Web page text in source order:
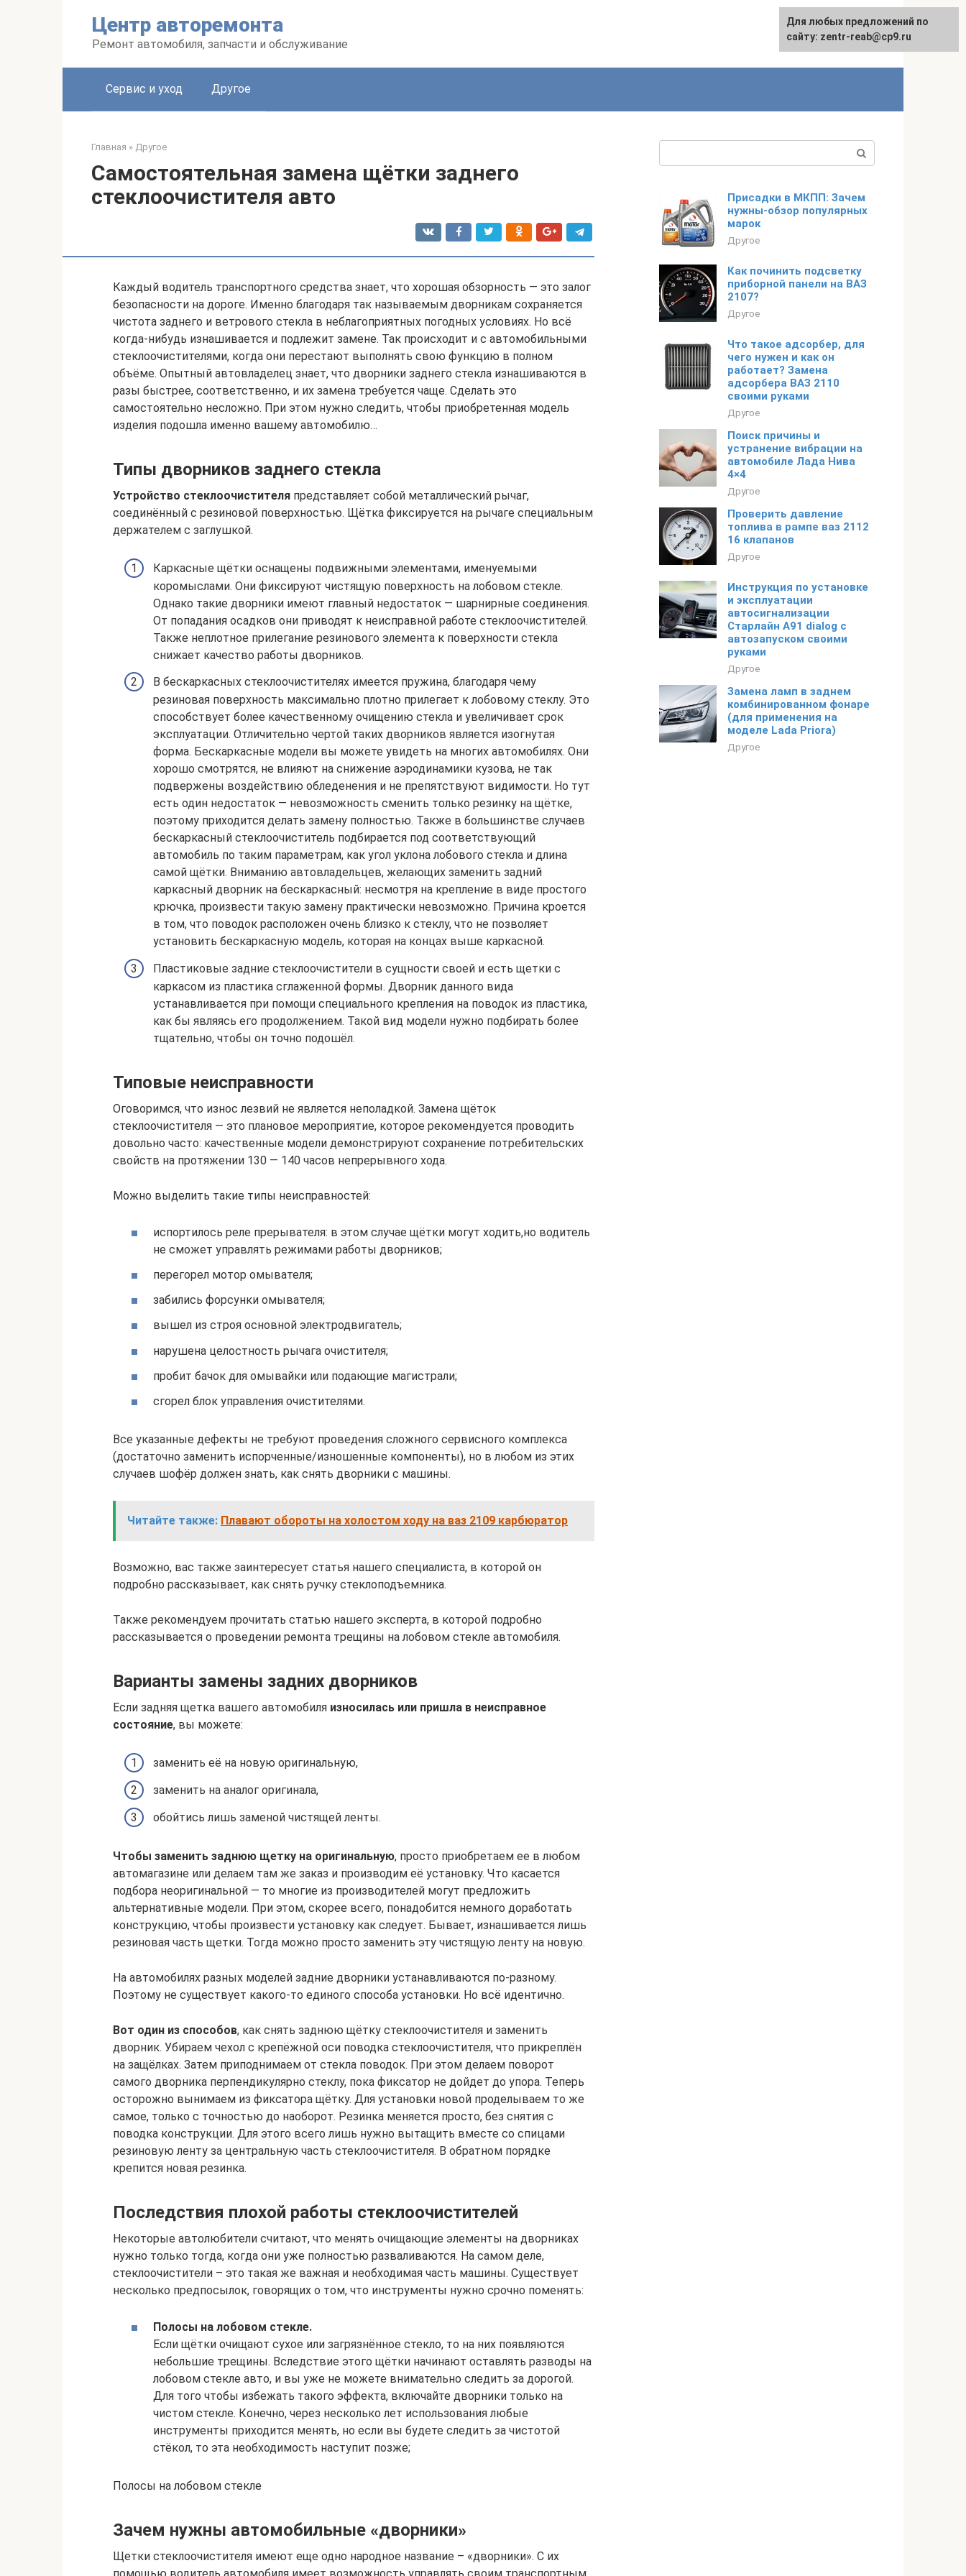
Центр авторемонта
Ремонт автомобиля, запчасти и обслуживание
Сервис и уход Другое
Главная » Другое
Самостоятельная замена щётки заднего
стеклоочистителя авто
Каждый водитель транспортного средства знает, что хорошая обзорность — это залог
безопасности на дороге. Именно благодаря так называемым дворникам сохраняется
чистота заднего и ветрового стекла в неблагоприятных погодных условиях. Но всё
когда-нибудь изнашивается и подлежит замене. Так происходит и с автомобильными
стеклоочистителями, когда они перестают выполнять свою функцию в полном
объёме. Опытный автовладелец знает, что дворники заднего стекла изнашиваются в
разы быстрее, соответственно, и их замена требуется чаще. Сделать это
самостоятельно несложно. При этом нужно следить, чтобы приобретенная модель
изделия подошла именно вашему автомобилю…
Типы дворников заднего стекла
Устройство стеклоочистителя представляет собой металлический рычаг,
соединённый с резиновой поверхностью. Щётка фиксируется на рычаге специальным
держателем с заглушкой.
Каркасные щётки оснащены подвижными элементами, именуемыми
коромыслами. Они фиксируют чистящую поверхность на лобовом стекле.
Однако такие дворники имеют главный недостаток — шарнирные соединения.
От попадания осадков они приводят к неисправной работе стеклоочистителей.
Также неплотное прилегание резинового элемента к поверхности стекла
снижает качество работы дворников.
В бескаркасных стеклоочистителях имеется пружина, благодаря чему
резиновая поверхность максимально плотно прилегает к лобовому стеклу. Это
способствует более качественному очищению стекла и увеличивает срок
эксплуатации. Отличительно чертой таких дворников является изогнутая
форма. Бескаркасные модели вы можете увидеть на многих автомобилях. Они
хорошо смотрятся, не влияют на снижение аэродинамики кузова, не так
подвержены воздействию обледенения и не препятствуют видимости. Но тут
есть один недостаток — невозможность сменить только резинку на щётке,
поэтому приходится делать замену полностью. Также в большинстве случаев
бескаркасный стеклоочиститель подбирается под соответствующий
автомобиль по таким параметрам, как угол уклона лобового стекла и длина
самой щётки. Вниманию автовладельцев, желающих заменить задний
каркасный дворник на бескаркасный: несмотря на крепление в виде простого
крючка, произвести такую замену практически невозможно. Причина кроется
в том, что поводок расположен очень близко к стеклу, что не позволяет
установить бескаркасную модель, которая на концах выше каркасной.
Пластиковые задние стеклоочистители в сущности своей и есть щетки с
каркасом из пластика сглаженной формы. Дворник данного вида
устанавливается при помощи специального крепления на поводок из пластика,
как бы являясь его продолжением. Такой вид модели нужно подбирать более
тщательно, чтобы он точно подошёл.
Типовые неисправности
Оговоримся, что износ лезвий не является неполадкой. Замена щёток
стеклоочистителя — это плановое мероприятие, которое рекомендуется проводить
довольно часто: качественные модели демонстрируют сохранение потребительских
свойств на протяжении 130 — 140 часов непрерывного хода.
Можно выделить такие типы неисправностей:
испортилось реле прерывателя: в этом случае щётки могут ходить,но водитель
не сможет управлять режимами работы дворников;
перегорел мотор омывателя;
забились форсунки омывателя;
вышел из строя основной электродвигатель;
нарушена целостность рычага очистителя;
пробит бачок для омывайки или подающие магистрали;
сгорел блок управления очистителями.
Все указанные дефекты не требуют проведения сложного сервисного комплекса
(достаточно заменить испорченные/изношенные компоненты), но в любом из этих
случаев шофёр должен знать, как снять дворники с машины.
Читайте также: Плавают обороты на холостом ходу на ваз 2109 карбюратор
Возможно, вас также заинтересует статья нашего специалиста, в которой он
подробно рассказывает, как снять ручку стеклоподъемника.
Также рекомендуем прочитать статью нашего эксперта, в которой подробно
рассказывается о проведении ремонта трещины на лобовом стекле автомобиля.
Варианты замены задних дворников
Если задняя щетка вашего автомобиля износилась или пришла в неисправное
состояние, вы можете:
заменить её на новую оригинальную,
заменить на аналог оригинала,
обойтись лишь заменой чистящей ленты.
Чтобы заменить заднюю щетку на оригинальную, просто приобретаем ее в любом
автомагазине или делаем там же заказ и производим её установку. Что касается
подбора неоригинальной — то многие из производителей могут предложить
альтернативные модели. При этом, скорее всего, понадобится немного доработать
конструкцию, чтобы произвести установку как следует. Бывает, изнашивается лишь
резиновая часть щетки. Тогда можно просто заменить эту чистящую ленту на новую.
На автомобилях разных моделей задние дворники устанавливаются по-разному.
Поэтому не существует какого-то единого способа установки. Но всё идентично.
Вот один из способов, как снять заднюю щётку стеклоочистителя и заменить
дворник. Убираем чехол с крепёжной оси поводка стеклоочистителя, что прикреплён
на защёлках. Затем приподнимаем от стекла поводок. При этом делаем поворот
самого дворника перпендикулярно стеклу, пока фиксатор не дойдет до упора. Теперь
осторожно вынимаем из фиксатора щётку. Для установки новой проделываем то же
самое, только с точностью до наоборот. Резинка меняется просто, без снятия с
поводка конструкции. Для этого всего лишь нужно вытащить вместе со спицами
резиновую ленту за центральную часть стеклоочистителя. В обратном порядке
крепится новая резинка.
Последствия плохой работы стеклоочистителей
Некоторые автолюбители считают, что менять очищающие элементы на дворниках
нужно только тогда, когда они уже полностью разваливаются. На самом деле,
стеклоочистители – это такая же важная и необходимая часть машины. Существует
несколько предпосылок, говорящих о том, что инструменты нужно срочно поменять:
Полосы на лобовом стекле.
Если щётки очищают сухое или загрязнённое стекло, то на них появляются
небольшие трещины. Вследствие этого щётки начинают оставлять разводы на
лобовом стекле авто, и вы уже не можете внимательно следить за дорогой.
Для того чтобы избежать такого эффекта, включайте дворники только на
чистом стекле. Конечно, через несколько лет использования любые
инструменты приходится менять, но если вы будете следить за чистотой
стёкол, то эта необходимость наступит позже;
Полосы на лобовом стекле
Зачем нужны автомобильные «дворники»
Щетки стеклоочистителя имеют еще одно народное название – «дворники». С их
Присадки в МКПП: Зачем
нужны-обзор популярных
марок
Другое
Как починить подсветку
приборной панели на ВАЗ
2107?
Другое
Что такое адсорбер, для
чего нужен и как он
работает? Замена
адсорбера ВАЗ 2110
своими руками
Другое
Поиск причины и
устранение вибрации на
автомобиле Лада Нива
4×4
Другое
Проверить давление
топлива в рампе ваз 2112
16 клапанов
Другое
Инструкция по установке
и эксплуатации
автосигнализации
Старлайн А91 dialog с
автозапуском своими
руками
Другое
Замена ламп в заднем
комбинированном фонаре
(для применения на
моделе Lada Priora)
Другое
Для любых предложений по
сайту: zentr-reab@cp9.ru